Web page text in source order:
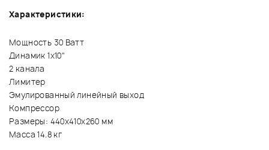
Характеристики:
Мощность 30 Ватт
Динамик 1х10"
2 канала
Лимитер
Эмулированный линейный выход
Компрессор
Размеры: 440х410х260 мм
Масса 14.8 кг